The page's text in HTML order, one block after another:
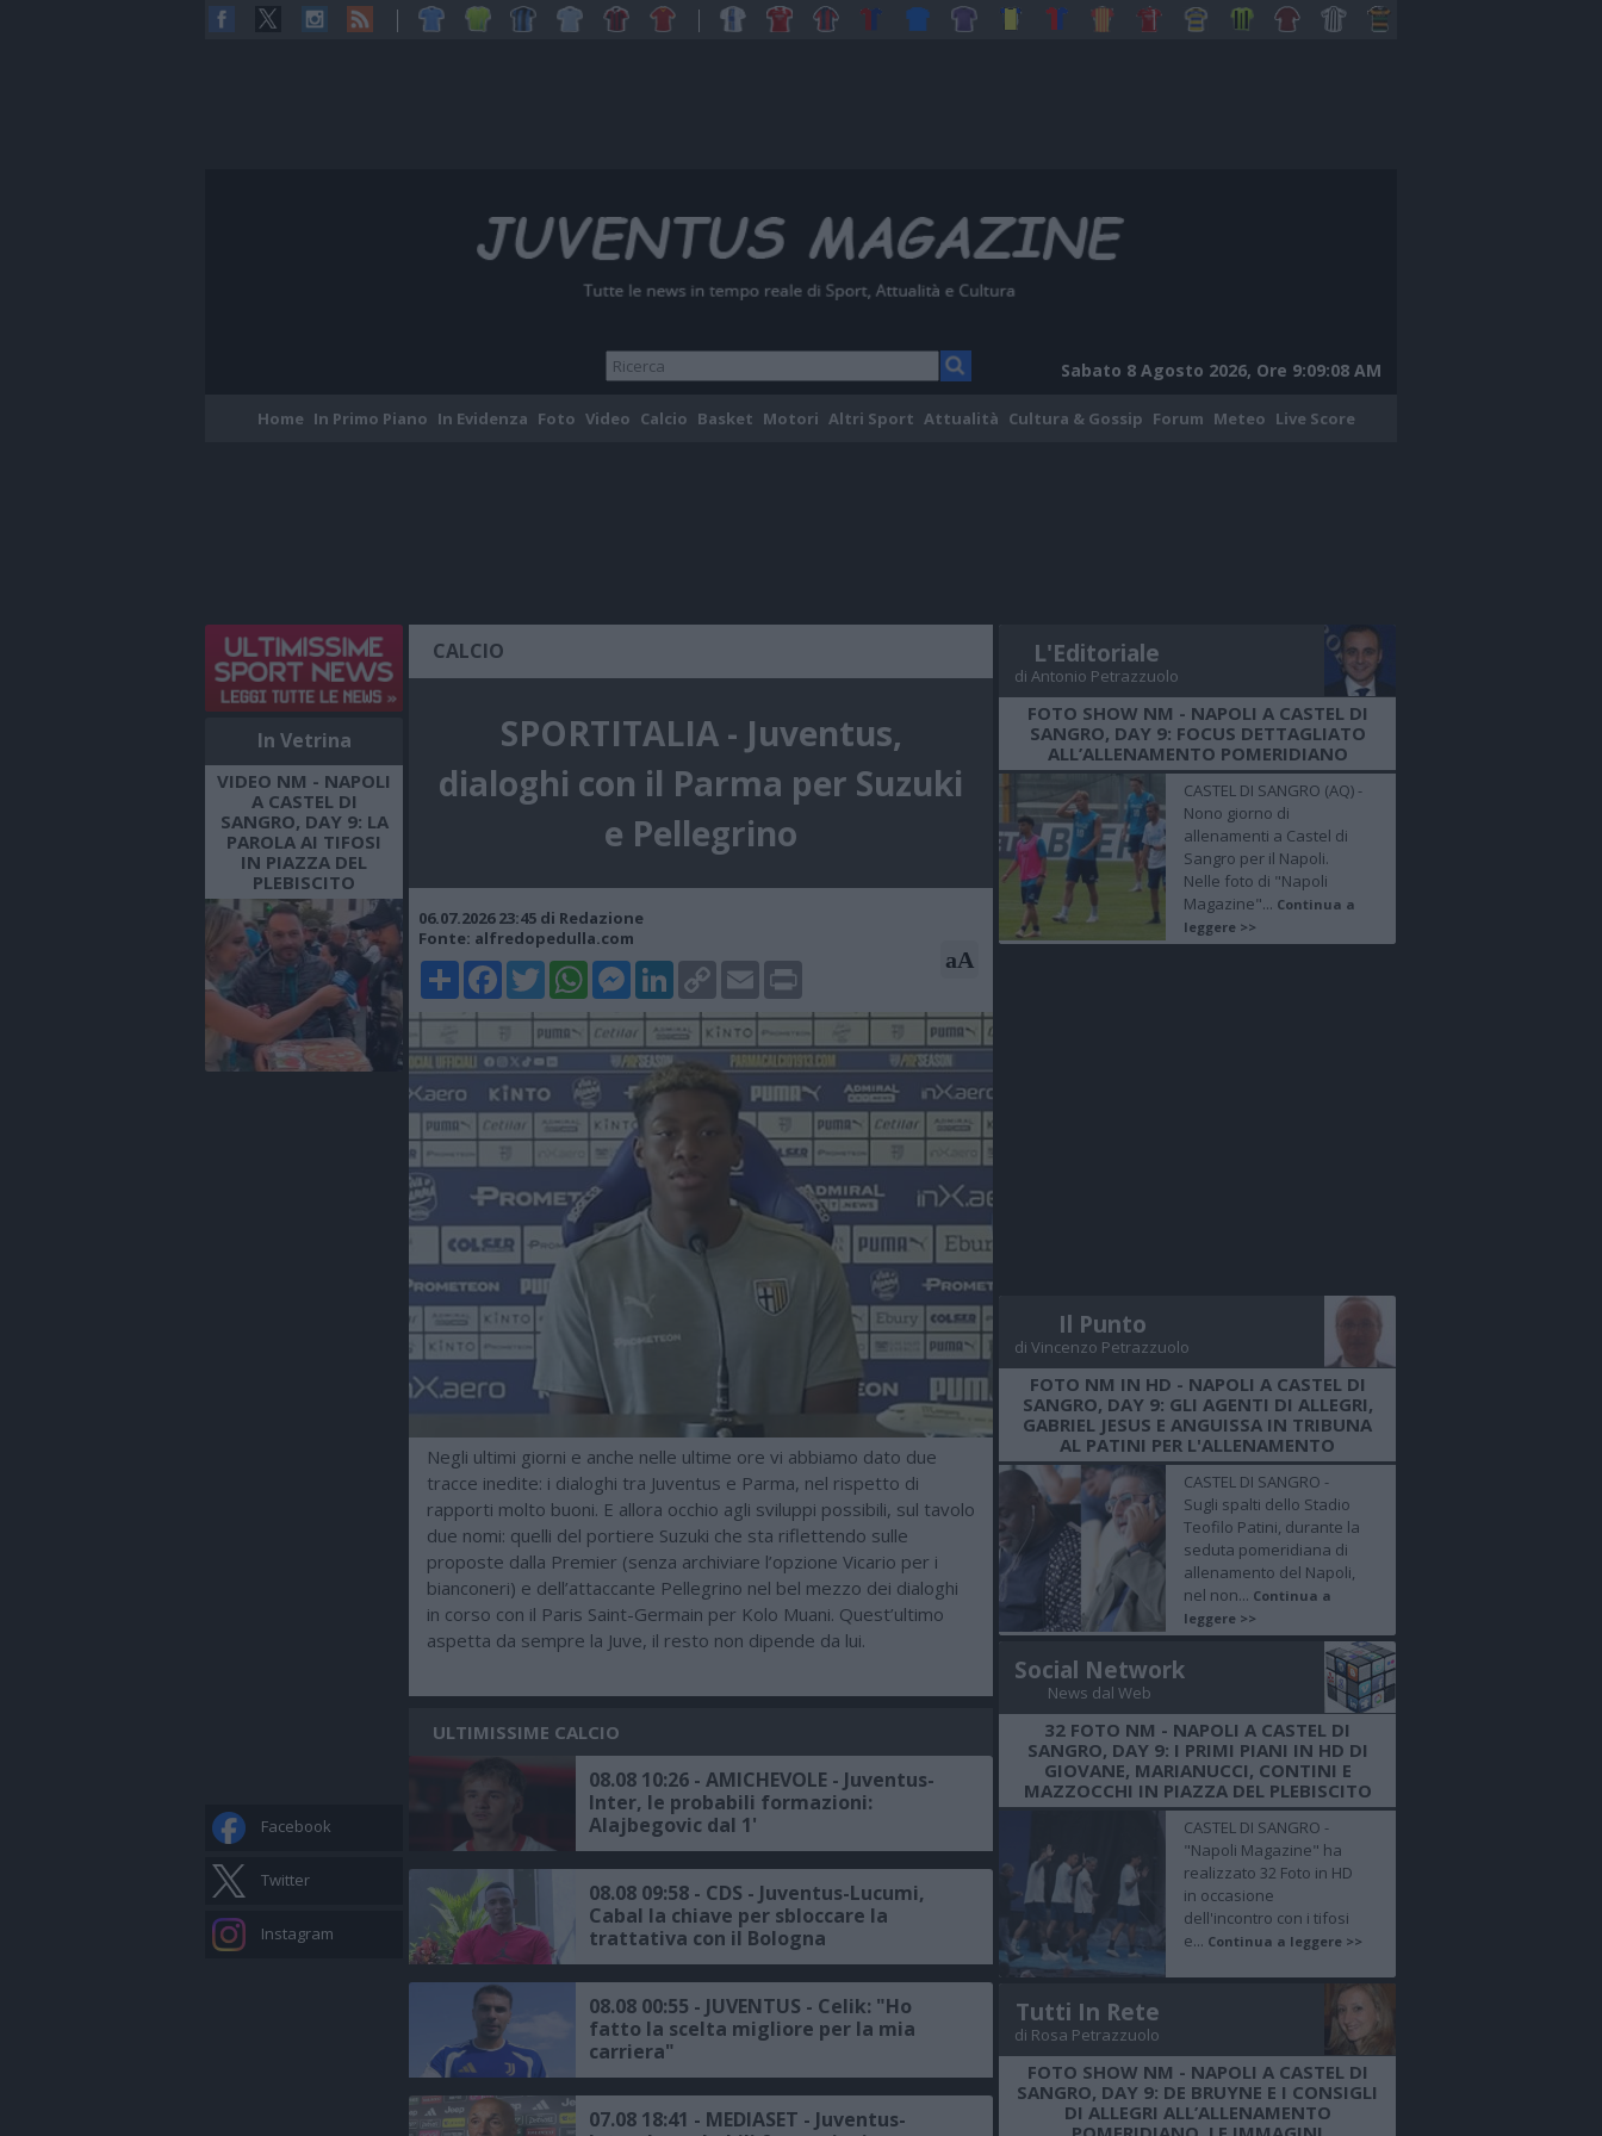
Sabato 8 Agosto 2026, Ore 9:09:09 AM
Home In Primo Piano In Evidenza Foto Video Calcio Basket Motori Altri Sport Attualità Cultura & Gossip Forum Meteo Live Score
In Vetrina
VIDEO NM - NAPOLI
A CASTEL DI
SANGRO, DAY 9: LA
PAROLA AI TIFOSI
IN PIAZZA DEL
PLEBISCITO
Facebook
Twitter
Instagram
CALCIO
SPORTITALIA - Juventus,
dialoghi con il Parma per Suzuki
e Pellegrino
06.07.2026 23:45 di Redazione
Fonte: alfredopedulla.com
ShareFacebookTwitterWhatsAppMessenger
LinkedIn
Copy
Link
Email Print aA
Negli ultimi giorni e anche nelle ultime ore vi abbiamo dato due
tracce inedite: i dialoghi tra Juventus e Parma, nel rispetto di
rapporti molto buoni. E allora occhio agli sviluppi possibili, sul tavolo
due nomi: quelli del portiere Suzuki che sta riflettendo sulle
proposte dalla Premier (senza archiviare l’opzione Vicario per i
bianconeri) e dell’attaccante Pellegrino nel bel mezzo dei dialoghi
in corso con il Paris Saint-Germain per Kolo Muani. Quest’ultimo
aspetta da sempre la Juve, il resto non dipende da lui.
ULTIMISSIME CALCIO
08.08 10:26 - AMICHEVOLE - Juventus-
Inter, le probabili formazioni:
Alajbegovic dal 1'
08.08 09:58 - CDS - Juventus-Lucumi,
Cabal la chiave per sbloccare la
trattativa con il Bologna
08.08 00:55 - JUVENTUS - Celik: "Ho
fatto la scelta migliore per la mia
carriera"
07.08 18:41 - MEDIASET - Juventus-
L'Editoriale
di Antonio Petrazzuolo
FOTO SHOW NM - NAPOLI A CASTEL DI
SANGRO, DAY 9: FOCUS DETTAGLIATO
ALL’ALLENAMENTO POMERIDIANO
CASTEL DI SANGRO (AQ) -
Nono giorno di
allenamenti a Castel di
Sangro per il Napoli.
Nelle foto di "Napoli
Magazine"... Continua a
leggere >>
Il Punto
di Vincenzo Petrazzuolo
FOTO NM IN HD - NAPOLI A CASTEL DI
SANGRO, DAY 9: GLI AGENTI DI ALLEGRI,
GABRIEL JESUS E ANGUISSA IN TRIBUNA
AL PATINI PER L'ALLENAMENTO
CASTEL DI SANGRO -
Sugli spalti dello Stadio
Teofilo Patini, durante la
seduta pomeridiana di
allenamento del Napoli,
nel non... Continua a
leggere >>
Social Network
News dal Web
32 FOTO NM - NAPOLI A CASTEL DI
SANGRO, DAY 9: I PRIMI PIANI IN HD DI
GIOVANE, MARIANUCCI, CONTINI E
MAZZOCCHI IN PIAZZA DEL PLEBISCITO
CASTEL DI SANGRO -
"Napoli Magazine" ha
realizzato 32 Foto in HD
in occasione
dell'incontro con i tifosi
e... Continua a leggere >>
Tutti In Rete
di Rosa Petrazzuolo
FOTO SHOW NM - NAPOLI A CASTEL DI
SANGRO, DAY 9: DE BRUYNE E I CONSIGLI
DI ALLEGRI ALL’ALLENAMENTO